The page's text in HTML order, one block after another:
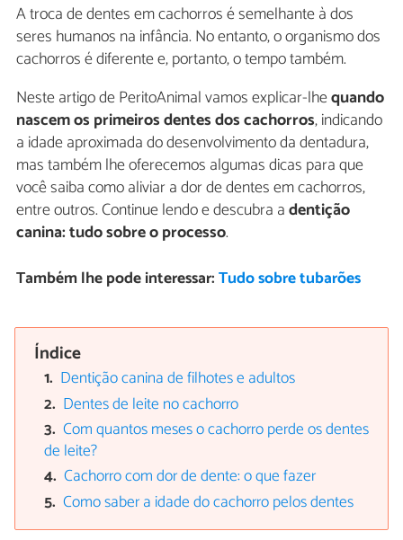
A troca de dentes em cachorros é semelhante à dos
seres humanos na infância. No entanto, o organismo dos
cachorros é diferente e, portanto, o tempo também.
Neste artigo de PeritoAnimal vamos explicar-lhequando
nascem os primeiros dentes dos cachorros, indicando
a idade aproximada do desenvolvimento da dentadura,
mas também lhe oferecemos algumas dicas para que
você saiba como aliviar a dor de dentes em cachorros,
entre outros. Continue lendo e descubra adentição
canina: tudo sobre o processo.
Também lhe pode interessar:Tudo sobre tubarões
Índice
Dentição canina de filhotes e adultos
Dentes de leite no cachorro
Com quantos meses o cachorro perde os dentes
de leite?
Cachorro com dor de dente: o que fazer
Como saber a idade do cachorro pelos dentes